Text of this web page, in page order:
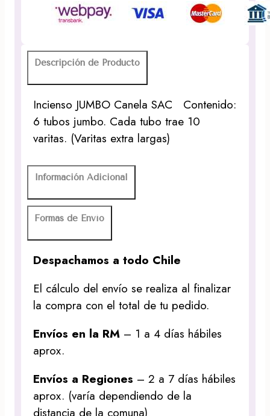
Descripción de Producto
Incienso JUMBO Canela SAC Contenido:
6 tubos jumbo. Cada tubo trae 10
varitas. (Varitas extra largas)
Información Adicional
Formas de Envío
Despachamos a todo Chile
El cálculo del envío se realiza al finalizar
la compra con el total de tu pedido.
Envíos en la RM – 1 a 4 días hábiles
aprox.
Envíos a Regiones – 2 a 7 días hábiles
aprox. (varía dependiendo de la
distancia de la comuna)